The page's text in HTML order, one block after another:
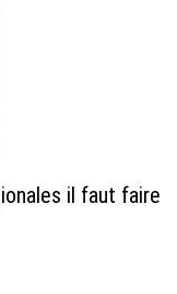
il faut faire